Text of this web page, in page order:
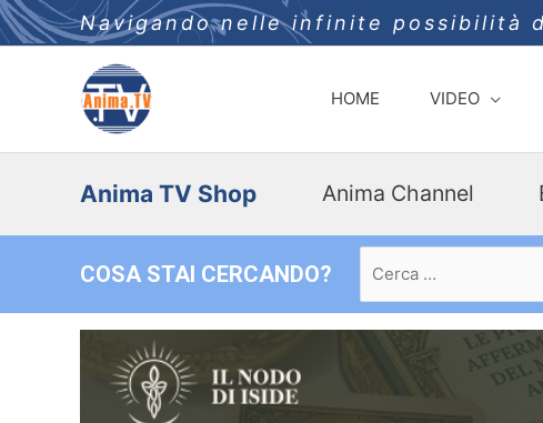
Navigando nelle infinite possibilità
HOME VIDEO
Anima TV Shop Anima Channel
COSA STAI CERCANDO?
per: